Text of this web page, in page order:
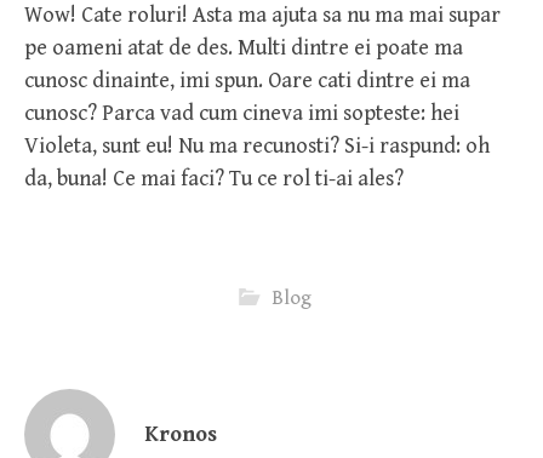
Wow! Cate roluri! Asta ma ajuta sa nu ma mai supar
pe oameni atat de des. Multi dintre ei poate ma
cunosc dinainte, imi spun. Oare cati dintre ei ma
cunosc? Parca vad cum cineva imi sopteste: hei
Violeta, sunt eu! Nu ma recunosti? Si-i raspund: oh
da, buna! Ce mai faci? Tu ce rol ti-ai ales?
Blog
Kronos